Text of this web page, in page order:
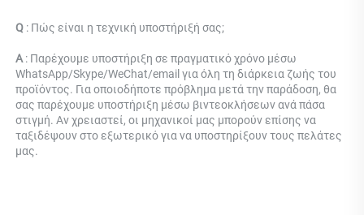
Q : Πώς είναι η τεχνική υποστήριξή σας;
Α : Παρέχουμε υποστήριξη σε πραγματικό χρόνο μέσω
WhatsApp/Skype/WeChat/email για όλη τη διάρκεια ζωής του
προϊόντος. Για οποιοδήποτε πρόβλημα μετά την παράδοση, θα
σας παρέχουμε υποστήριξη μέσω βιντεοκλήσεων ανά πάσα
στιγμή. Αν χρειαστεί, οι μηχανικοί μας μπορούν επίσης να
ταξιδέψουν στο εξωτερικό για να υποστηρίξουν τους πελάτες
μας.